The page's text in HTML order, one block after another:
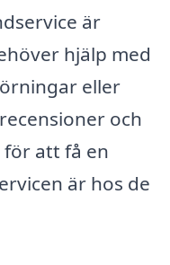
är
hjälp med
eller
och
att få en
är hos de